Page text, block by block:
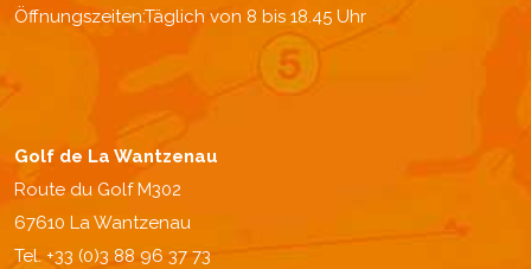
Öffnungszeiten:Täglich von 8 bis 18.45 Uhr
Golf de La Wantzenau
Route du Golf M302
67610 La Wantzenau
Tel. +33 (0)3 88 96 37 73